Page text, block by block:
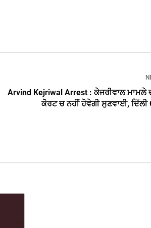
Arvind Kejriwal Arrest : ਕੇਜਰੀਵਾਲ ਮਾਮਲੇ
ਕੋਰਟ ਚ ਨਹੀਂ ਹੋਵੇਗੀ ਸੁਣਵਾਈ, ਦਿੱਲੀ